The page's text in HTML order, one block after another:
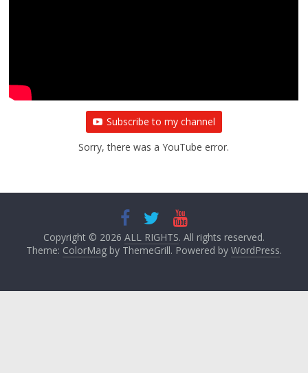
Subscribe to my channel
Sorry, there was a YouTube error.
Copyright © 2026 ALL RIGHTS. All rights reserved.
Theme: ColorMagby ThemeGrill. Powered by WordPress.